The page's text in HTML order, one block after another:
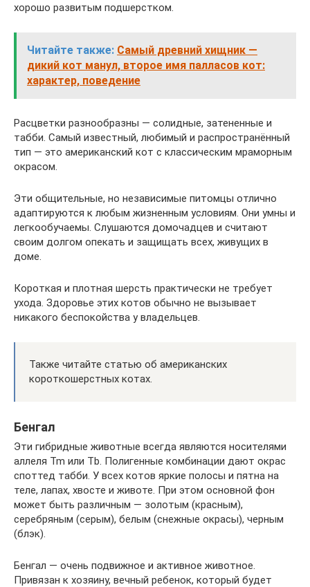
хорошо развитым подшерстком.
Читайте также: Самый древний хищник —
дикий кот манул, второе имя палласов кот:
характер, поведение
Расцветки разнообразны — солидные, затененные и
табби. Самый известный, любимый и распространённый
тип — это американский кот с классическим мраморным
окрасом.
Эти общительные, но независимые питомцы отлично
адаптируются к любым жизненным условиям. Они умны и
легкообучаемы. Слушаются домочадцев и считают
своим долгом опекать и защищать всех, живущих в
доме.
Короткая и плотная шерсть практически не требует
ухода. Здоровье этих котов обычно не вызывает
никакого беспокойства у владельцев.
Также читайте статью об американских
короткошерстных котах.
Бенгал
Эти гибридные животные всегда являются носителями
аллеля Tm или Tb. Полигенные комбинации дают окрас
споттед табби. У всех котов яркие полосы и пятна на
теле, лапах, хвосте и животе. При этом основной фон
может быть различным — золотым (красным),
серебряным (серым), белым (снежные окрасы), черным
(блэк).
Бенгал — очень подвижное и активное животное.
Привязан к хозяину, вечный ребенок, который будет